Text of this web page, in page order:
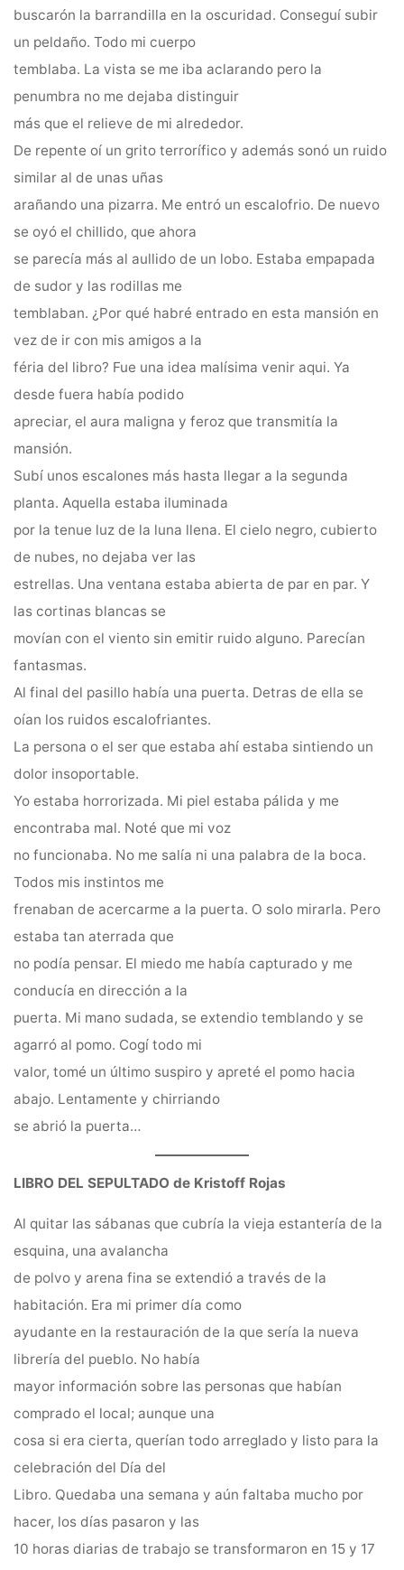
buscarón la barrandilla en la oscuridad. Conseguí subir
un peldaño. Todo mi cuerpo
temblaba. La vista se me iba aclarando pero la
penumbra no me dejaba distinguir
más que el relieve de mi alrededor.
De repente oí un grito terrorífico y además sonó un ruido
similar al de unas uñas
arañando una pizarra. Me entró un escalofrio. De nuevo
se oyó el chillido, que ahora
se parecía más al aullido de un lobo. Estaba empapada
de sudor y las rodillas me
temblaban. ¿Por qué habré entrado en esta mansión en
vez de ir con mis amigos a la
féria del libro? Fue una idea malísima venir aqui. Ya
desde fuera había podido
apreciar, el aura maligna y feroz que transmitía la
mansión.
Subí unos escalones más hasta llegar a la segunda
planta. Aquella estaba iluminada
por la tenue luz de la luna llena. El cielo negro, cubierto
de nubes, no dejaba ver las
estrellas. Una ventana estaba abierta de par en par. Y
las cortinas blancas se
movían con el viento sin emitir ruido alguno. Parecían
fantasmas.
Al final del pasillo había una puerta. Detras de ella se
oían los ruidos escalofriantes.
La persona o el ser que estaba ahí estaba sintiendo un
dolor insoportable.
Yo estaba horrorizada. Mi piel estaba pálida y me
encontraba mal. Noté que mi voz
no funcionaba. No me salía ni una palabra de la boca.
Todos mis instintos me
frenaban de acercarme a la puerta. O solo mirarla. Pero
estaba tan aterrada que
no podía pensar. El miedo me había capturado y me
conducía en dirección a la
puerta. Mi mano sudada, se extendio temblando y se
agarró al pomo. Cogí todo mi
valor, tomé un último suspiro y apreté el pomo hacia
abajo. Lentamente y chirriando
se abrió la puerta…
LIBRO DEL SEPULTADO de Kristoff Rojas
Al quitar las sábanas que cubría la vieja estantería de la
esquina, una avalancha
de polvo y arena fina se extendió a través de la
habitación. Era mi primer día como
ayudante en la restauración de la que sería la nueva
librería del pueblo. No había
mayor información sobre las personas que habían
comprado el local; aunque una
cosa si era cierta, querían todo arreglado y listo para la
celebración del Día del
Libro. Quedaba una semana y aún faltaba mucho por
hacer, los días pasaron y las
10 horas diarias de trabajo se transformaron en 15 y 17